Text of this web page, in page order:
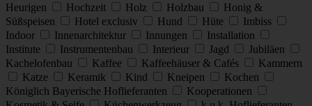
Heurigen
Hochzeit Holz Holzbau
Honig &
Süßspeisen
Hotel exclusiv Hund Hüte
Imbiss
Indoor
Innenarchitektur Innungen
Installation
Institute
Instrumentenbau Interieur Jagd
Jubiläen
Kachelofenbau
Kaffee Kaffeehäuser & Cafés
Kammern
Katze
Keramik Kind Kneipen
Kochen
Königlich Bayerische Hoflieferanten
Kooperationen